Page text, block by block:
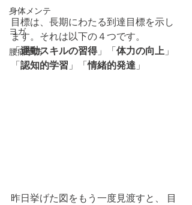
身体メンテ
ヨガ
腰痛予防
目標は、長期にわたる到達目標を示し
ます。それは以下の４つです。
「運動スキルの習得」「体力の向上 」
「認知的学習 」「情緒的発達 」
昨日挙げた図をもう一度見渡すと、 目